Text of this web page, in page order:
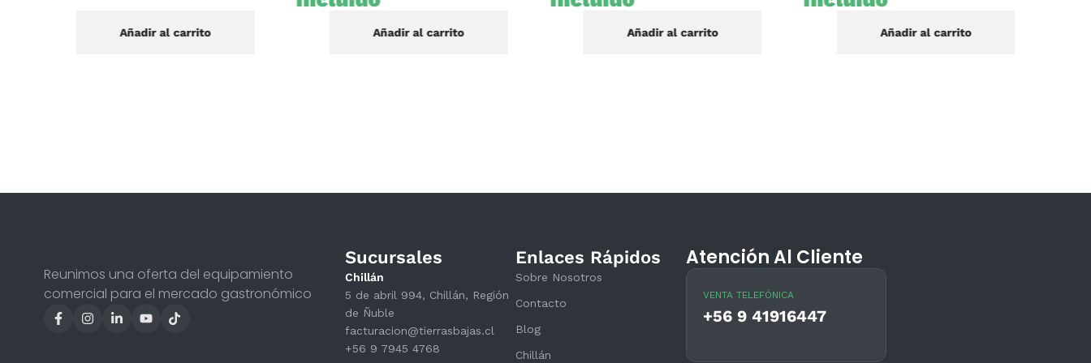
Añadir al carrito Añadir al carrito Añadir al carrito Añadir al carrito
Reunimos una oferta del equipamiento
comercial para el mercado gastronómico
Sucursales
Chillán
5 de abril 994, Chillán, Región
de Ñuble
facturacion@tierrasbajas.cl
+56 9 7945 4768
Enlaces Rápidos
Sobre Nosotros
Contacto
Blog
Chillán
Atención Al Cliente
VENTA TELEFÓNICA
+56 9 41916447